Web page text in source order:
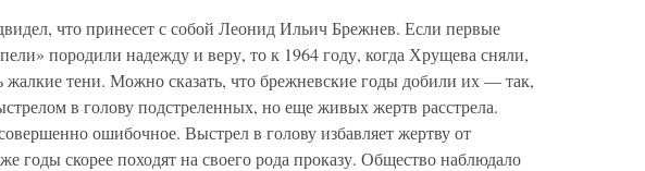
что принесет с собой Леонид Ильич Брежнев. Если первые
породили надежду и веру, то к 1964 году, когда Хрущева сняли,
жалкие тени. Можно сказать, что брежневские годы добили их — так,
в голову подстреленных, но еще живых жертв расстрела.
ошибочное. Выстрел в голову избавляет жертву от
годы скорее походят на своего рода проказу. Общество наблюдало